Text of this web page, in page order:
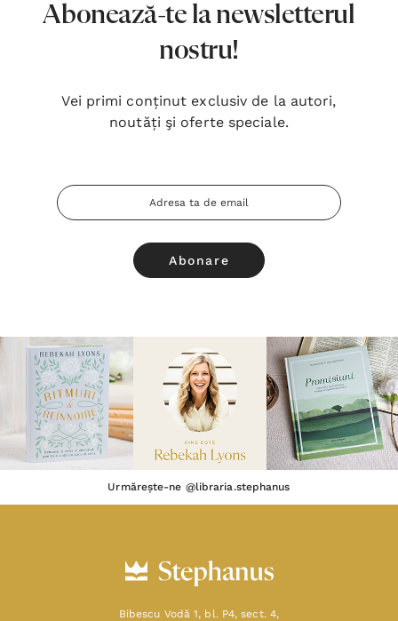
Abonează-te la newsletterul
nostru!
Vei primi conținut exclusiv de la autori,
noutăți şi oferte speciale.
Adresa
Email
Urmărește-ne @libraria.stephanus
Bibescu Vodă 1, bl. P4, sect. 4,